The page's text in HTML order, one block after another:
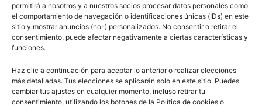
permitirá a nosotros y a nuestros socios procesar datos personales como
el comportamiento de navegación o identificaciones únicas (IDs) en este
sitio y mostrar anuncios (no-) personalizados. No consentir o retirar el
consentimiento, puede afectar negativamente a ciertas características y
funciones.
Haz clic a continuación para aceptar lo anterior o realizar elecciones
más detalladas. Tus elecciones se aplicarán solo en este sitio. Puedes
cambiar tus ajustes en cualquier momento, incluso retirar tu
consentimiento, utilizando los botones de la Política de cookies o
Ciencias
2072
Filosofía
226
Historia
1597
Tecnología
270
Varios